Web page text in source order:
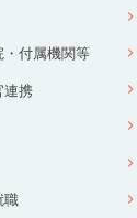
付属機関等
連携
職